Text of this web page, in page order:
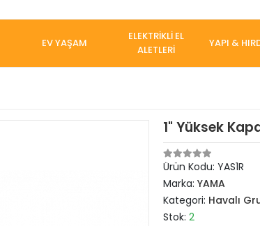
EV YAŞAM
ELEKTRİKLİ EL
ALETLERİ
YAPI &
1" Yüksek
Ürün Kodu: YAS1R
Marka: YAMA
Kategori: Havalı
Stok: 2